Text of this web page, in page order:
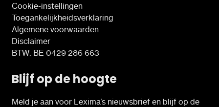
Cookie-instellingen
Toegankelijkheidsverklaring
Algemene voorwaarden
Disclaimer
BTW: BE 0429 286 663
Blijf op de hoogte
Meld je aan voor Lexima’s nieuwsbrief en blijf op de